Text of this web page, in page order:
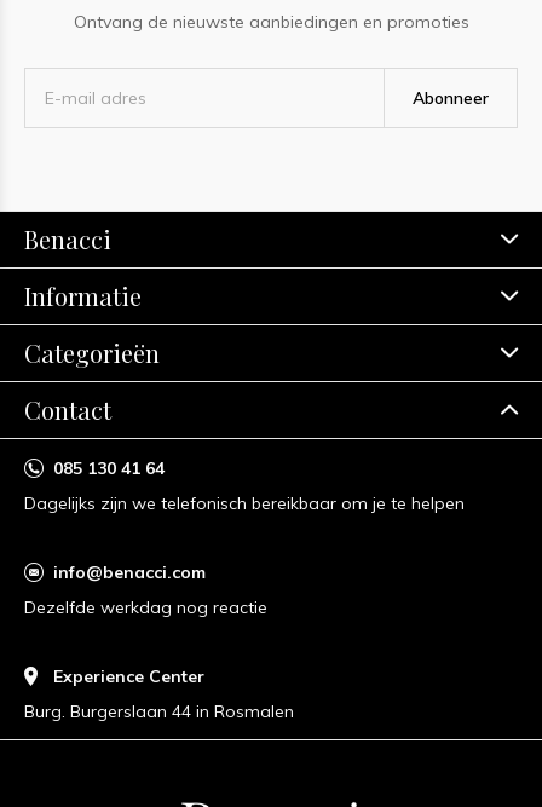
Ontvang de nieuwste aanbiedingen en promoties
Abonneer
Benacci
Informatie
Categorieën
Contact
085 130 41 64
Dagelijks zijn we telefonisch bereikbaar om je te helpen
info@benacci.com
Dezelfde werkdag nog reactie
Experience Center
Burg. Burgerslaan 44 in Rosmalen